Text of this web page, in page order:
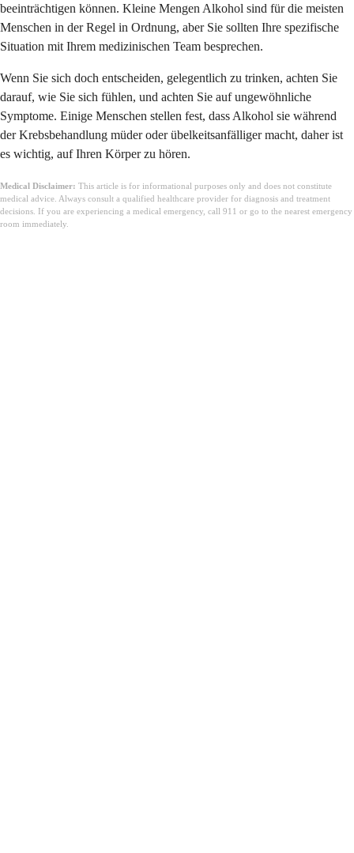
beeinträchtigen können. Kleine Mengen Alkohol sind für die meisten
Menschen in der Regel in Ordnung, aber Sie sollten Ihre spezifische
Situation mit Ihrem medizinischen Team besprechen.
Wenn Sie sich doch entscheiden, gelegentlich zu trinken, achten Sie
darauf, wie Sie sich fühlen, und achten Sie auf ungewöhnliche
Symptome. Einige Menschen stellen fest, dass Alkohol sie während
der Krebsbehandlung müder oder übelkeitsanfälliger macht, daher ist
es wichtig, auf Ihren Körper zu hören.
Medical Disclaimer: This article is for informational purposes only and does not constitute
medical advice. Always consult a qualified healthcare provider for diagnosis and treatment
decisions. If you are experiencing a medical emergency, call 911 or go to the nearest emergency
room immediately.